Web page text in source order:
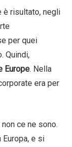
è risultato, negli
per quei
Quindi,
Europe. Nella
era per
ce ne sono.
e si